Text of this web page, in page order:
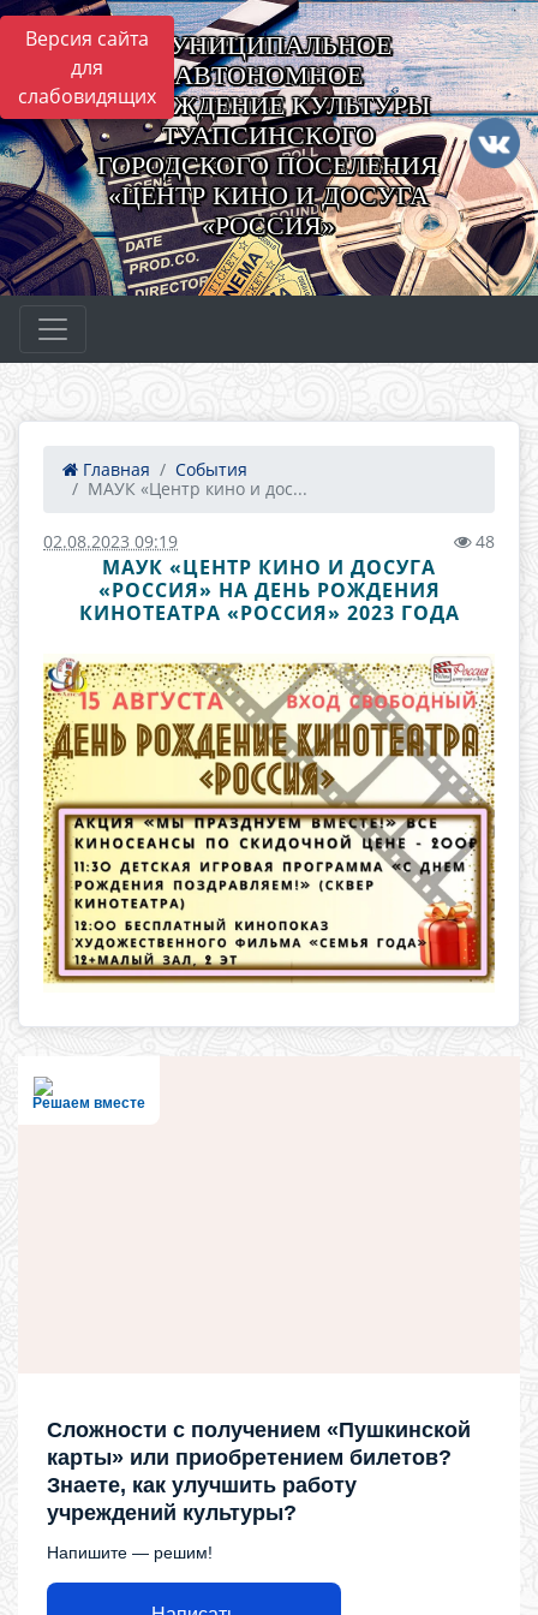
Версия сайта
для
слабовидящих
МУНИЦИПАЛЬНОЕ
АВТОНОМНОЕ
УЧРЕЖДЕНИЕ КУЛЬТУРЫ
ТУАПСИНСКОГО
ГОРОДСКОГО ПОСЕЛЕНИЯ
«ЦЕНТР КИНО И ДОСУГА
«РОССИЯ»
Главная
События
МАУК «Центр кино и дос...
02.08.2023 09:19 48
МАУК «ЦЕНТР КИНО И ДОСУГА
«РОССИЯ» НА ДЕНЬ РОЖДЕНИЯ
КИНОТЕАТРА «РОССИЯ» 2023 ГОДА
Решаем вместе
Сложности с получением «Пушкинской
карты» или приобретением билетов?
Знаете, как улучшить работу
учреждений культуры?
Напишите — решим!